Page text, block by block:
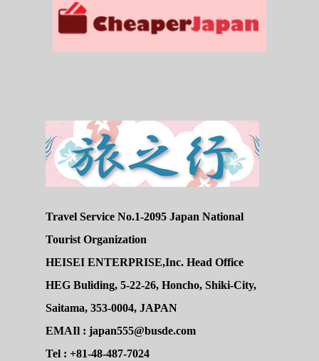
Travel Service No.1-2095 Japan National
Tourist Organization
HEISEI ENTERPRISE,Inc. Head Office
HEG Buliding, 5-22-26, Honcho, Shiki-City,
Saitama, 353-0004, JAPAN
EMAIl : japan555@busde.com
Tel : +81-48-487-7024